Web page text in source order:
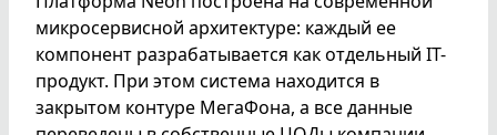
микросервисной архитектуре: каждый ее
компонент разрабатывается как отдельный IT-
продукт. При этом система находится в
закрытом контуре МегаФона, а все данные